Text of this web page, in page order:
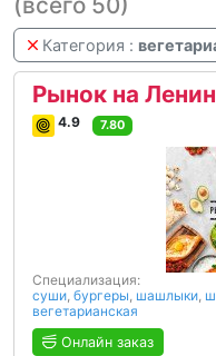
Категория :
Рынок на
4.9 7.80
Специализация:
суши, бургеры, шашлыки,
вегетарианская
Онлайн заказ